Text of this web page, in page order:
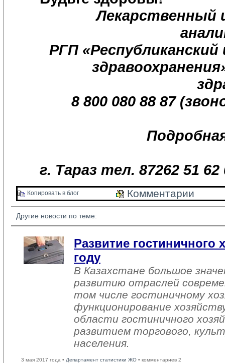
Лекарственный
РГП
8 800 080 88 87
г. Тараз тел. 87262 51 62
Копировать в блог Комментарии
Другие новости по теме:
Развитие гостиничного
году
В Казахстане большое
развитию отраслей
том числе гостиничному
функционирование
области гостиничного
развитием торгового,
населения.
3 мая 2017 года • Департамент статистики ЖО • комментариев 2